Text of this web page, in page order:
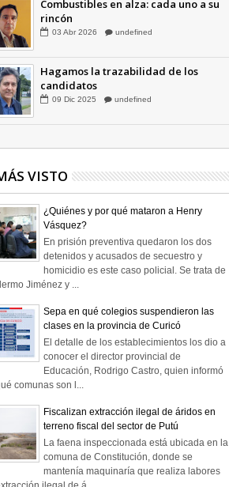
Combustibles en alza: cada uno a su
03Abr 2026 undefined
Hagamos la trazabilidad de los
09 Dic 2025 undefined
VISTO
¿Quiénes y por qué mataron a Henry
Vásquez?
En prisión preventiva quedaron los dos
detenidos y acusados de secuestro y
homicidio es este caso policial. Se trata de
Jiménez y ...
Sepa en qué colegios suspendieron las
clases en la provincia de Curicó
El detalle de los establecimientos los dio a
conocer el director provincial de
Educación, Rodrigo Castro, quien informó
comunas son l...
Fiscalizan extracción ilegal de áridos en
terreno fiscal del sector de Putú
La faena inspeccionada está ubicada en la
comuna de Constitución, donde se
mantenía maquinaría que realiza labores